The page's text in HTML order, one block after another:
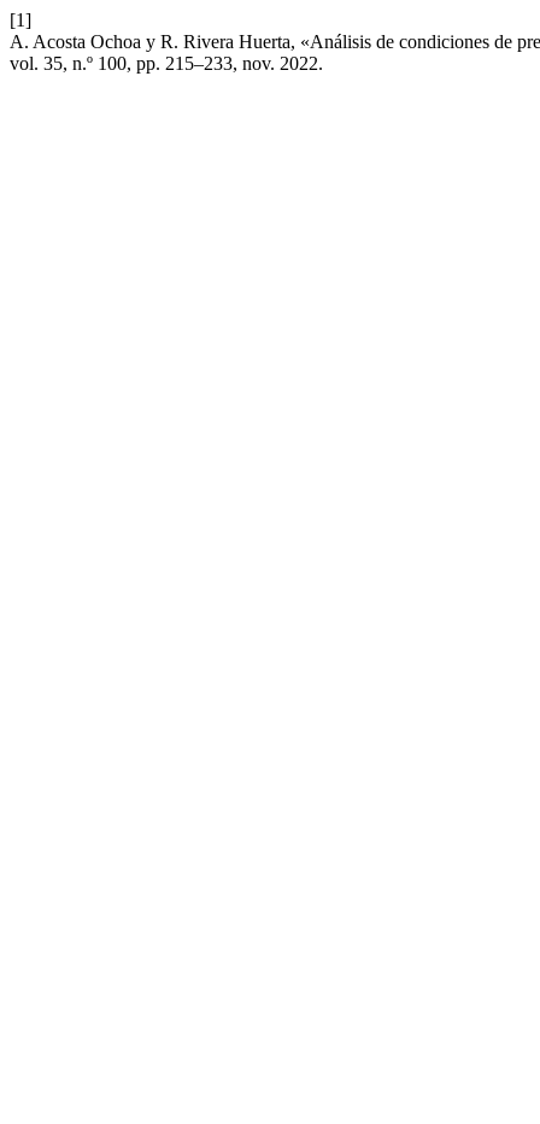
[1]
A. Acosta Ochoa y R. Rivera Huerta, «Análisis de condiciones de
vol. 35, n.º 100, pp. 215–233, nov. 2022.